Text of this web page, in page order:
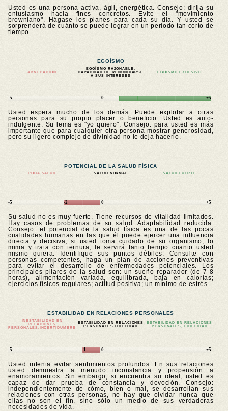
Usted es una persona activa, ágil, energética. Consejo: dirija su
entusiasmo hacia fines concretos. Evite el "movimiento
browniano". Hágase los planes para cada su día. Y usted se
sorprenderá de cuánto se puede lograr en un período tan corto de
tiempo.
EGOÍSMO
ABNEGACIÓN
EGOÍSMO RAZONABLE,
CAPACIDAD DE RENUNCIARSE
A SUS INTERESES
EGOÍSMO EXCESIVO
-5 0 +5
Usted espera mucho de los demás. Puede explotar a otras
personas para su propio placer o beneficio. Usted es auto-
indulgente. Su lema es "yo quiero". Consejo: para usted es más
importante que para cualquier otra persona mostrar generosidad,
pero su ligero complejo de divinidad no le deja hacerlo.
POTENCIAL DE LA SALUD FÍSICA
POCA SALUD SALUD NORMAL SALUD FUERTE
-5 -2 0 +5
Su salud no es muy fuerte. Tiene recursos de vitalidad limitados.
Hay casos de problemas de su salud. Adaptabilidad reducida.
Consejo: el potencial de la salud física es una de las pocas
cualidades humanas en las que él puede ejercer una influencia
directa y decisiva; si usted toma cuidado de su organismo, lo
mima y trata con ternura, le servirá tanto tiempo cuanto usted
mismo quiera. Identifique sus puntos débiles. Consulte con
personas competentes, haga un plan de acciones preventivas
para evitar el desarrollo de enfermedades potenciales. Los
principales pilares de la salud son: un sueño reparador (de 7-8
horas), alimentación variada, equilibrada, baja en calorías;
ejercicios físicos regulares; actitud positiva; un mínimo de estrés.
ESTABILIDAD EN RELACIONES PERSONALES
INESTABILIDAD EN
RELACIONES
PERSONALES.
INCERTIDUMBRE
ESTABILIDAD EN RELACIONES
PERSONALES.FIDELIDAD
ESTABILIDAD EN RELACIONES
PERSONALES, FIDELIDAD
-5 -1 0 +5
Usted intenta evitar sentimientos profundos. En sus relaciones
usted demuestra a menudo inconstancia y propensión a
enamoramientos. Sin embargo, si encuentra su ideal, usted es
capaz de dar prueba de constancia y devoción. Consejo:
independientemente de cómo, bien o mal, se desarrollan sus
relaciones con otras personas, no hay que olvidar nunca que
ellas no son el fin, sino sólo un medio de sus verdaderas
necesidades de vida.